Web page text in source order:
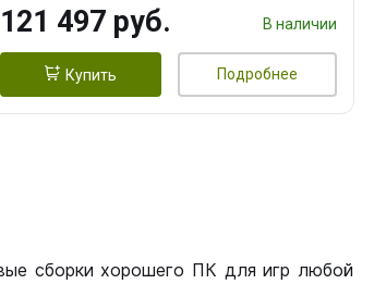
3xD/ 960 ГБ SSD)
121 497 руб. В наличии
Купить Подробнее
сборки хорошего ПК для игр любой